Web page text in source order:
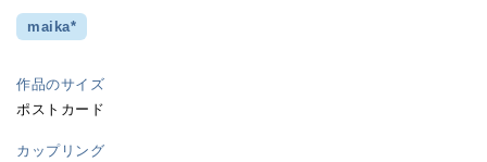
maika*
作品のサイズ
ポストカード
カップリング